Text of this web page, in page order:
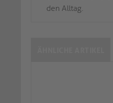
den Alltag.